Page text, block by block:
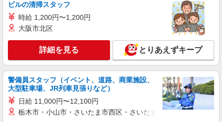
紹介予定派遣
株式会社シエロ
時給1400円〜1450円（経験・能力による） ※
残業代支給 ★交通費別途支給（規定あり） ゜
+゜・。○。・゜+゜・。○。・゜+゜ 入社祝い金10
万円支給(規定有) お友達を紹介頂くと, インセンテ
ィブ支給(規定有) ★月2回払い・週払い可能（規程
有）★ ゜・。○。・゜+゜・。○。・゜+゜
山口県山陽小野田市の家電量販店
キープ 詳細を見る
紹介予定派遣
ビルの清掃スタッフ
時給 1,200円〜1,200円
大阪市北区
詳細を見る とりあえずキープ
警備員スタッフ（イベント、道路、商業施設、
大型駐車場、JR列車見張りなど）
日給 11,000円〜12,100円
栃木市・小山市・さいたま市西区・さいたま市岩槻区・久喜市・